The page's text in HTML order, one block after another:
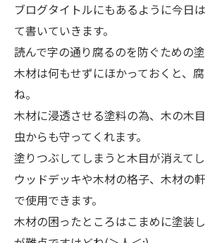
ブログタイトルにもあるように今日
て書いていきます。
読んで字の通り腐るのを防ぐための塗
木材は何もせずにほかっておくと、
ね。
木材に浸透させる塗料の為、木の木
虫からも守ってくれます。
塗りつぶしてしまうと木目が消えてし
ウッドデッキや木材の格子、木材の
で使用できます。
木材の困ったところはこまめに塗装